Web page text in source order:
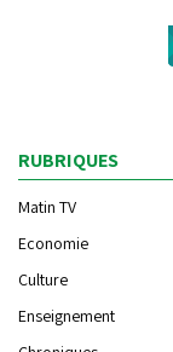
RUBRIQUES
Matin TV
Economie
Culture
Enseignement